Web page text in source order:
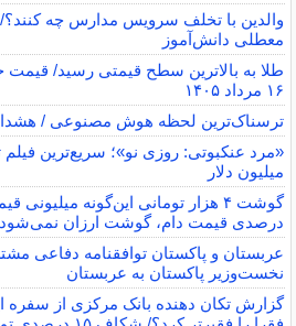
والدین با تخلف سرویس مدارس چه کنند؟/
معطلی دانش‌آموز
طلا به بالاترین سطح قیمتی رسید/ قیمت
۱۶ مرداد ۱۴۰۵
ترسناک‌ترین لحظه هوش مصنوعی / هشدار
میلیون دلار
درصدی قیمت دام، گوشت ارزان
عربستان و پاکستان توافقنامه دفاعی
نخست‌وزیر پاکستان به عربستان
گزارش تکان‌ دهنده بانک مرکزی از سفره